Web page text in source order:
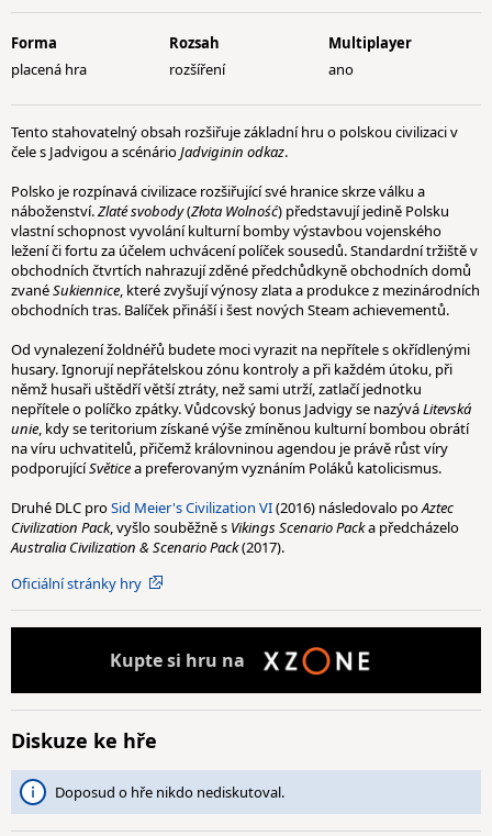
Forma
placená hra
Rozsah
rozšíření
Multiplayer
ano
Tento stahovatelný obsah rozšiřuje základní hru o polskou civilizaci v
čele s Jadvigou a scénárioJadviginin odkaz.
Polsko je rozpínavá civilizace rozšiřující své hranice skrze válku a
náboženství.Zlaté svobody(Złota Wolność) představují jedině Polsku
vlastní schopnost vyvolání kulturní bomby výstavbou vojenského
ležení či fortu za účelem uchvácení políček sousedů. Standardní tržiště v
obchodních čtvrtích nahrazují zděné předchůdkyně obchodních domů
zvanéSukiennice, které zvyšují výnosy zlata a produkce z mezinárodních
obchodních tras. Balíček přináší i šest nových Steam achievementů.
Od vynalezení žoldnéřů budete moci vyrazit na nepřítele s okřídlenými
husary. Ignorují nepřátelskou zónu kontroly a při každém útoku, při
němž husaři uštědří větší ztráty, než sami utrží, zatlačí jednotku
nepřítele o políčko zpátky. Vůdcovský bonus Jadvigy se nazýváLitevská
unie, kdy se teritorium získané výše zmíněnou kulturní bombou obrátí
na víru uchvatitelů, přičemž královninou agendou je právě růst víry
podporujícíSvěticea preferovaným vyznáním Poláků katolicismus.
Druhé DLC proSid Meier's Civilization VI(2016) následovalo poAztec
Civilization Pack, vyšlo souběžně s Vikings Scenario Packa předcházelo
Australia Civilization & Scenario Pack(2017).
Oficiální stránky hry
Kuptesi hru na
Diskuze ke hře
Doposud o hře nikdo nediskutoval.